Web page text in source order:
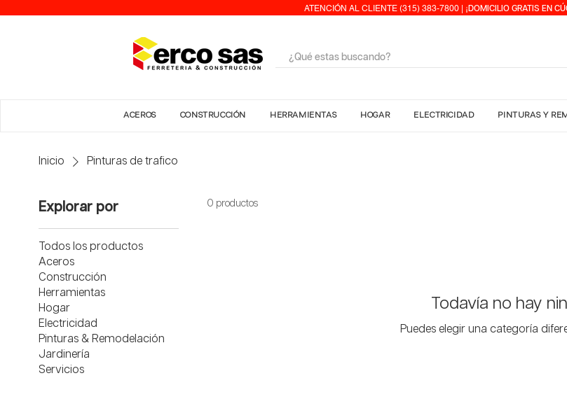
ATENCIÓN AL CLIENTE (315) 383-7800 | ¡ DOMICILIO GRATIS EN
ACEROS CONSTRUCCIÓN HERRAMIENTAS HOGAR ELECTRICIDAD PINTURAS Y
Inicio Pinturas de trafico
Explorar por
Todos los productos
Aceros
Construcción
Herramientas
Hogar
Electricidad
Pinturas & Remodelación
Jardinería
Servicios
0 productos
Todavía no hay
Puedes elegir una categoría